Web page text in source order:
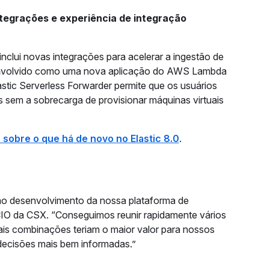
e experiência de integração
novas integrações para acelerar a ingestão de
como uma nova aplicação do AWS Lambda
Serverless Forwarder permite que os usuários
a sobrecarga de provisionar máquinas virtuais
o que há de novo no Elastic 8.0.
desenvolvimento da nossa plataforma de
da CSX. “Conseguimos reunir rapidamente vários
combinações teriam o maior valor para nossos
mais bem informadas.”